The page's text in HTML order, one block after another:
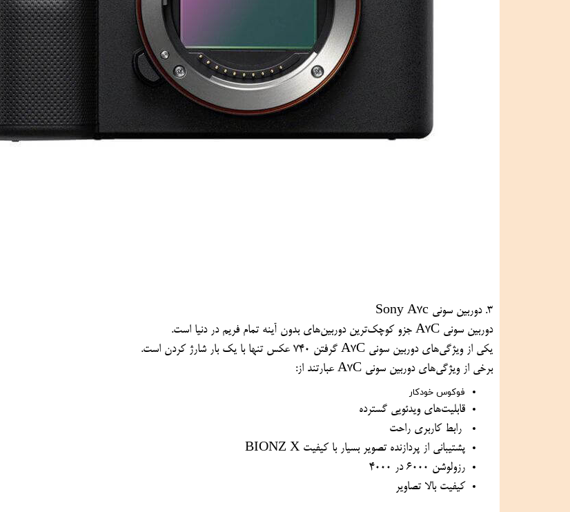
3. دوربین سونی Sony A7c
دوربین سونی A7C جزو کوچک‌ترین دوربین‌های بدون آینه تمام فریم در دنیا است.
یکی از ویژگی‌های دوربین سونی A7C گرفتن 740 عکس تنها با یک بار شارژ کردن است.
برخی از ویژگی‌های دوربین سونی A7C عبارتند از:
فوکوس خودکار
قابلیت‌های ویدئویی گسترده
رابط کاربری راحت
پشتیبانی از پردازنده تصویر بسیار با کیفیت BIONZ X
رزولوشن 6000 در 4000
کیفیت بالا تصاویر